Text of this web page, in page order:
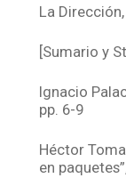
La
[Sumario y
Ignacio
pp. 6-9
Héctor
en